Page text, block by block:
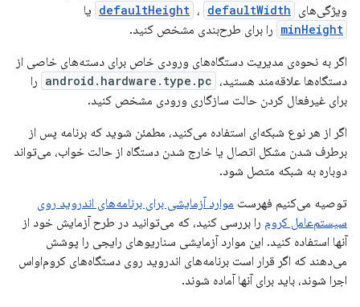
ویژگی‌های
defaultHeight ، defaultWidth یا
minHeight را برای طرح‌بندی مشخص کنید.
اگر به نحوه‌ی مدیریت دستگاه‌های ورودی خاص برای دسته‌های خاصی از
دستگاه‌ها علاقه‌مند هستید، android.hardware.type.pc را
برای غیرفعال کردن حالت سازگاری ورودی مشخص کنید.
اگر از هر نوع شبکه‌ای استفاده می‌کنید، مطمئن شوید که برنامه پس از
برطرف شدن مشکل اتصال یا خارج شدن دستگاه از حالت خواب، می‌تواند
دوباره به شبکه متصل شود.
توصیه می‌کنیم فهرست موارد آزمایشی برای برنامه‌های اندروید روی
سیستم‌عامل کروم را بررسی کنید، که می‌توانید در طرح آزمایش خود از
آنها استفاده کنید. این موارد آزمایشی سناریوهای رایجی را پوشش
می‌دهند که اگر قرار است برنامه‌های اندروید روی دستگاه‌های کروم‌او‌اس
اجرا شوند، باید برای آنها آماده شوند.